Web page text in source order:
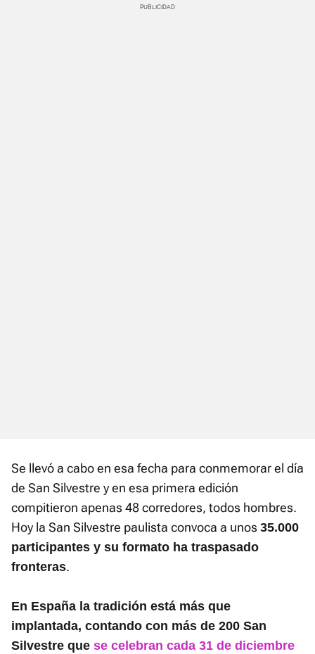
Se llevó a cabo en esa fecha para conmemorar el día
de San Silvestre y en esa primera edición
compitieron apenas 48 corredores, todos hombres.
Hoy la San Silvestre paulista convoca a unos 35.000
participantes y su formato ha traspasado
fronteras.
En España la tradición está más que
implantada, contando con más de 200 San
Silvestre que se celebran cada 31 de diciembre